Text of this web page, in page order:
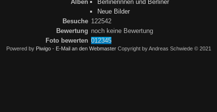
Alben
Berlinerinnen und Berliner
Neue Bilder
Besuche 122542
Bewertung noch keine Bewertung
Foto bewerten
Powered by Piwigo- E-Mail an den Webmaster Copyright by Andreas Schwiede © 2021